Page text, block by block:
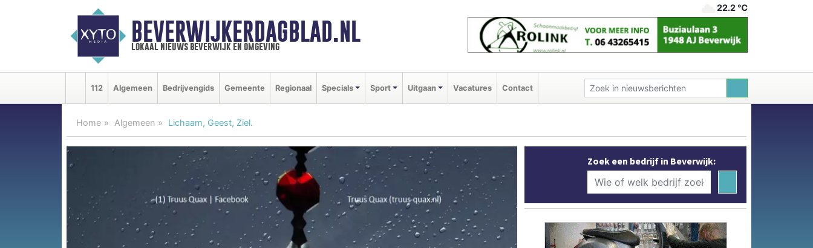
BEVERWIJKERDAGBLAD.NL
lokaal nieuws beverwijk en omgeving
22.2 ℃
112 Algemeen Bedrijvengids Gemeente Regionaal Specials Sport Uitgaan Vacatures Contact
Home Algemeen Lichaam, Geest, Ziel.
Zoek een bedrijf in Beverwijk: